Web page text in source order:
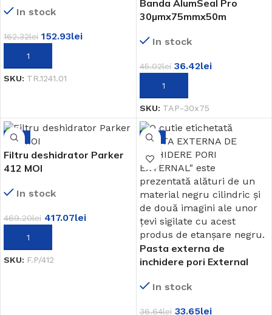
In stock
162.32lei 152.93lei
ADAUGĂ ÎN COȘ
SKU: TR.1241.01
Banda AlumSeal Pro
30µmx75mmx50m
In stock
45.02lei 36.42lei
ADAUGĂ ÎN COȘ
SKU: TAP-30x75
-11%
Filtru deshidrator Parker
412 MOI
In stock
469.20lei 417.07lei
ADAUGĂ ÎN COȘ
SKU: F.P/412
-8%
Pasta externa de
inchidere pori External
In stock
36.64lei 33.65lei